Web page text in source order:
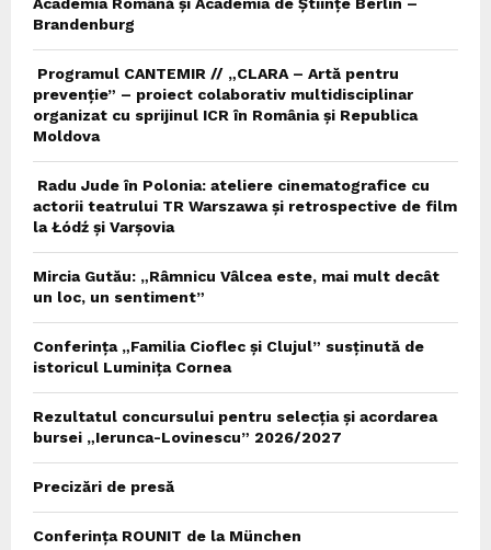
Academia Română și Academia de Științe Berlin –
Brandenburg
Programul CANTEMIR // „CLARA – Artă pentru
prevenție” – proiect colaborativ multidisciplinar
organizat cu sprijinul ICR în România și Republica
Moldova
Radu Jude în Polonia: ateliere cinematografice cu
actorii teatrului TR Warszawa și retrospective de film
la Łódź și Varșovia
Mircia Gutău: „Râmnicu Vâlcea este, mai mult decât
un loc, un sentiment”
Conferința „Familia Cioflec și Clujul” susținută de
istoricul Luminița Cornea
Rezultatul concursului pentru selecția și acordarea
bursei „Ierunca-Lovinescu” 2026/2027
Precizări de presă
Conferința ROUNIT de la München